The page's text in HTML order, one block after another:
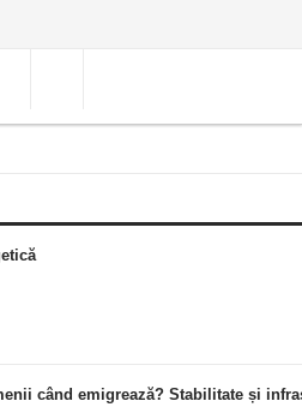
când emigrează? Stabilitate și